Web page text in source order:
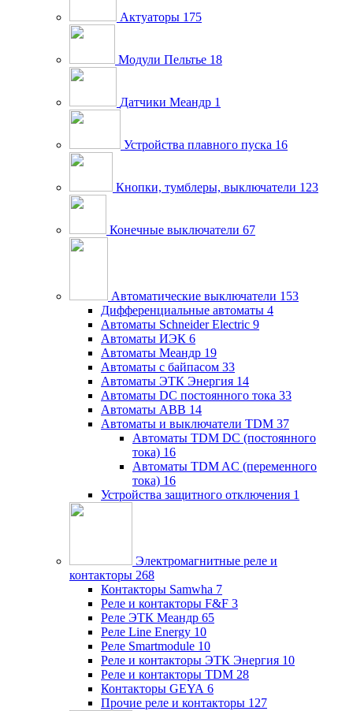
Актуаторы 175
Модули Пельтье 18
Датчики Меандр 1
Устройства плавного пуска 16
Кнопки, тумблеры, выключатели 123
Конечные выключатели 67
Автоматические выключатели 153
Дифференциальные автоматы 4
Автоматы Schneider Electric 9
Автоматы ИЭК 6
Автоматы Меандр 19
Автоматы с байпасом 33
Автоматы ЭТК Энергия 14
Автоматы DC постоянного тока 33
Автоматы ABB 14
Автоматы и выключатели TDM 37
Автоматы TDM DC (постоянного
тока) 16
Автоматы TDM AC (переменного
тока) 16
Устройства защитного отключения 1
Электромагнитные реле и
контакторы 268
Контакторы Samwha 7
Реле и контакторы F&F 3
Реле ЭТК Меандр 65
Реле Line Energy 10
Реле Smartmodule 10
Реле и контакторы ЭТК Энергия 10
Реле и контакторы TDM 28
Контакторы GEYA 6
Прочие реле и контакторы 127